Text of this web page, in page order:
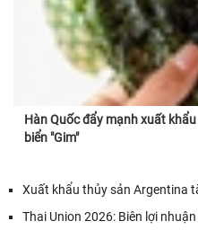
Hàn Quốc đẩy mạnh xuất
biển "Gim"
Xuất khẩu thủy sản Argentina
Thai Union 2026: Biên lợi